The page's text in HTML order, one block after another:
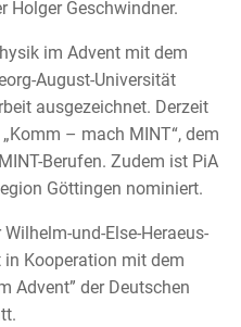
Holger Geschwindner.
im Advent mit dem
August-Universität
ausgezeichnet. Derzeit
– mach MINT“, dem
Berufen. Zudem ist PiA
Göttingen nominiert.
und-Else-Heraeus-
Kooperation mit dem
Advent” der Deutschen